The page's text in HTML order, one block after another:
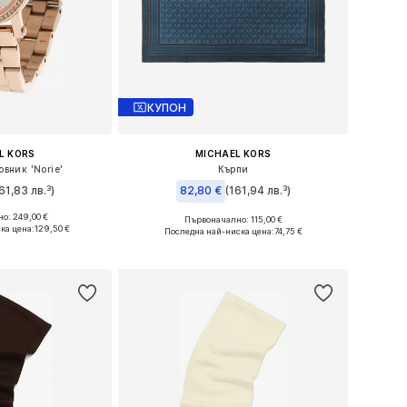
KORS
'Norie'
лв.³)
One Size
249,00 €
цена:129,50 €
КУПОН
MICHAEL KORS
Кърпи
82,80 € (161,94 лв.³)
Налични размери: One Size
Първоначално: 115,00 €
Последна най-ниска цена:74,75 €